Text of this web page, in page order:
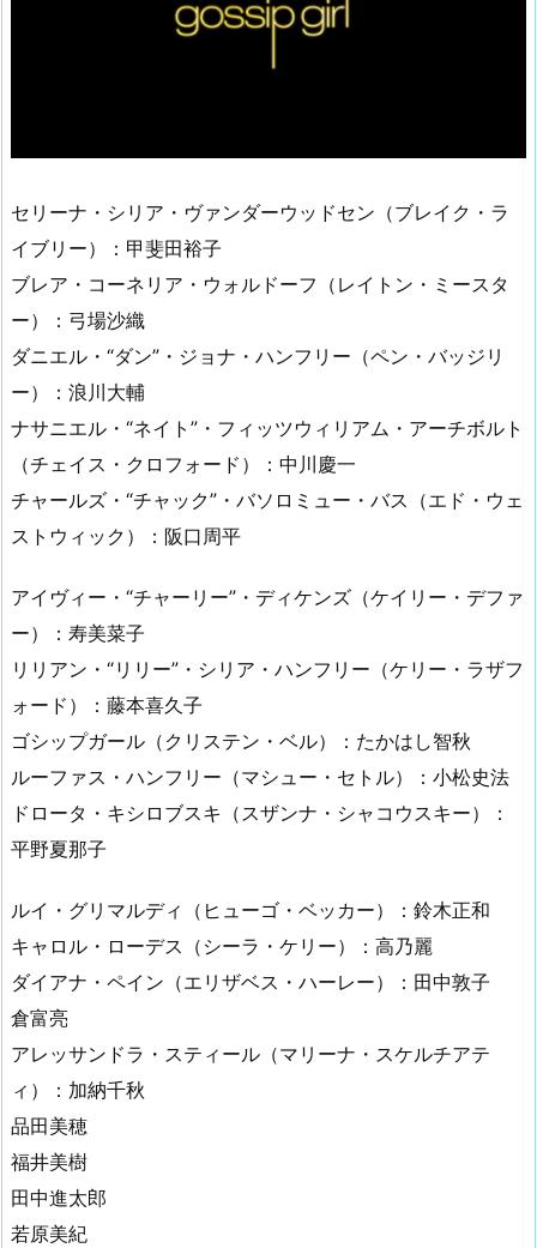
セリーナ・シリア・ヴァンダーウッドセン（ブレイク・ラ
イブリー）：甲斐田裕子
ブレア・コーネリア・ウォルドーフ（レイトン・ミースタ
ー）：弓場沙織
ダニエル・“ダン”・ジョナ・ハンフリー（ペン・バッジリ
ー）：浪川大輔
ナサニエル・“ネイト”・フィッツウィリアム・アーチボルト
（チェイス・クロフォード）：中川慶一
チャールズ・“チャック”・バソロミュー・バス（エド・ウェ
ストウィック）：阪口周平
アイヴィー・“チャーリー”・ディケンズ（ケイリー・デファ
ー）：寿美菜子
リリアン・“リリー”・シリア・ハンフリー（ケリー・ラザフ
ォード）：藤本喜久子
ゴシップガール（クリステン・ベル）：たかはし智秋
ルーファス・ハンフリー（マシュー・セトル）：小松史法
ドロータ・キシロブスキ（スザンナ・シャコウスキー）：
平野夏那子
ルイ・グリマルディ（ヒューゴ・ベッカー）：鈴木正和
キャロル・ローデス（シーラ・ケリー）：高乃麗
ダイアナ・ペイン（エリザベス・ハーレー）：田中敦子
倉富亮
アレッサンドラ・スティール（マリーナ・スケルチアテ
ィ）：加納千秋
品田美穂
福井美樹
田中進太郎
若原美紀